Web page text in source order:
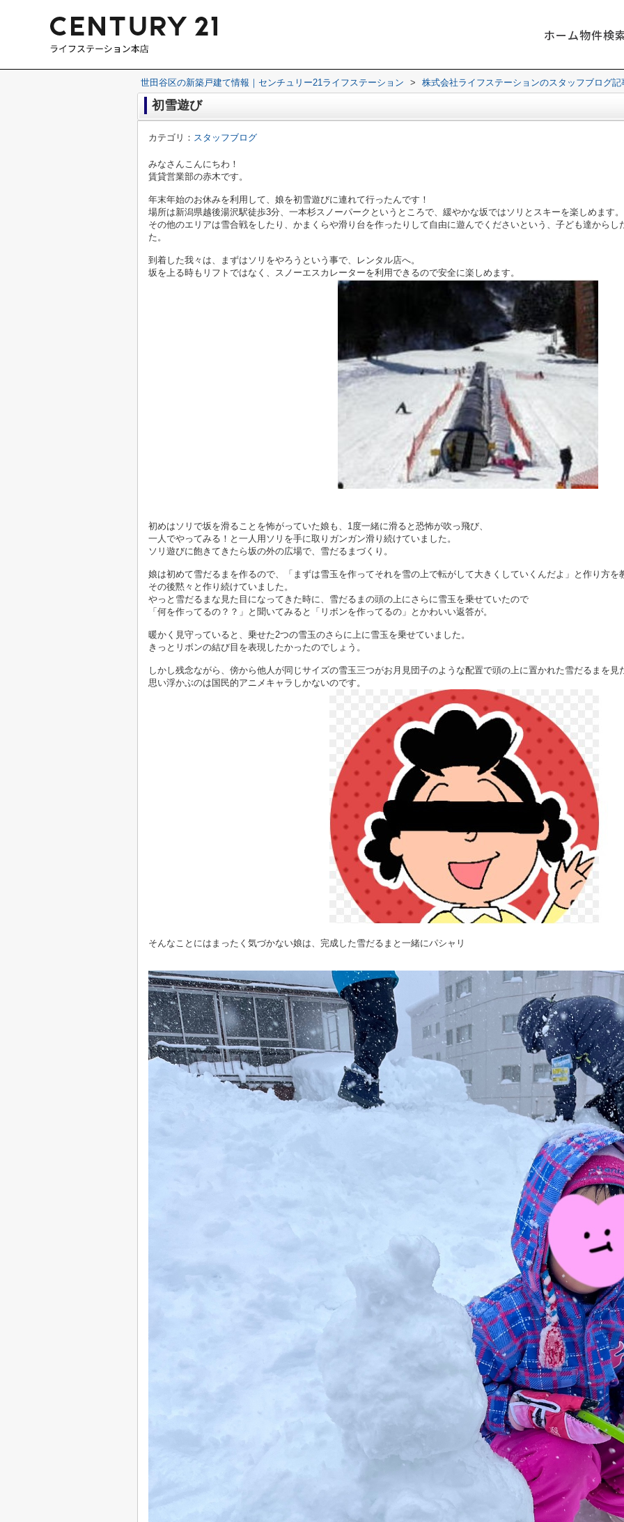
ホーム物件検
世田谷区の新築戸建て情報｜センチュリー21ライフステーション > 株式会社ライフステーションのスタッフブログ記
初雪遊び
カテゴリ： スタッフブログ
みなさんこんにちわ！
賃貸営業部の赤木です。
年末年始のお休みを利用して、娘を初雪遊びに連れて行ったんです！
場所は新潟県越後湯沢駅徒歩3分、一本杉スノーパークというところで、緩やかな坂ではソリとスキーを楽しめます。
その他のエリアは雪合戦をしたり、かまくらや滑り台を作ったりして自由に遊んでくださいという、子ども達から
た。
到着した我々は、まずはソリをやろうという事で、レンタル店へ。
坂を上る時もリフトではなく、スノーエスカレーターを利用できるので安全に楽しめます。
初めはソリで坂を滑ることを怖がっていた娘も、1度一緒に滑ると恐怖が吹っ飛び、
一人でやってみる！と一人用ソリを手に取り ガンガン滑り続けていました。
ソリ遊びに飽きてきたら坂の外の広場で、雪だるまづくり。
娘は初めて雪だるまを作るので、「まずは雪玉を作ってそれを雪の上で転がして大きくしていくんだよ」と作り方を
その後黙々と作り続けていました。
やっと雪だるまな見た目になってきた時に、雪だるまの頭の上にさらに雪玉を乗せていたので
「何を作ってるの？？」と聞いてみると「リボンを作ってるの」とかわいい返答が。
暖かく見守っていると、乗せた2つの雪玉のさらに上に雪玉を乗せていました。
きっとリボンの結び目を表現したかったのでしょう。
しかし残念ながら、傍から他人が同じサイズの雪玉三つがお月見団子のような配置で頭の上に置かれた雪だるまを見
思い浮かぶのは国民的アニメキャラしかないのです。
そんなことにはまったく気づかない娘は、完成した雪だるまと一緒にパシャリ